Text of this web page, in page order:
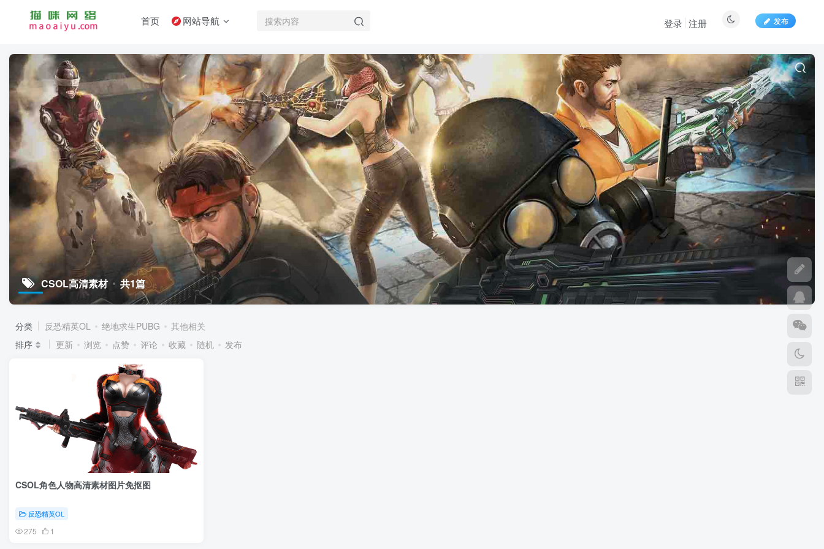
首页 网站导航 发布
登录 注册
CSOL高清素材 共1篇
分类 反恐精英OL 绝地求生PUBG
其他相关
排序
更新 浏览 点赞 评论 收藏 随机 发布
CSOL角色人物高清素材图片免抠图
反恐精英OL
275 1